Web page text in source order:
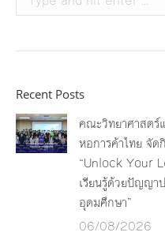
Recent Posts
คณะวิทยาศาสตร์
หอการค้าไทย จัด
“Unlock Your
เรียนรู้ด้วยปัญญา
อุดมศึกษา”
06/08/2026